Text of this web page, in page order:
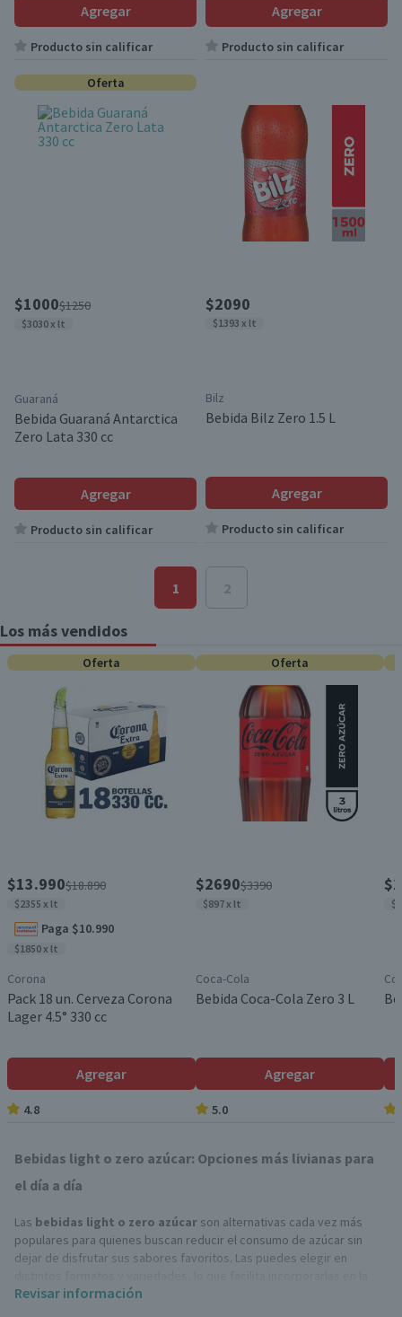
Agregar
Producto sin calificar
Agregar
Producto sin calificar
Oferta
$1000$1250
$3030 x lt
Guaraná
Bebida Guaraná Antarctica
Zero Lata 330 cc
Agregar
Producto sin calificar
$2090
$1393 x lt
Bilz
Bebida Bilz Zero 1.5 L
Agregar
Producto sin calificar
1 2
Los más vendidos
Oferta
$13.990$18.890
$2355 x lt
Paga $10.990
$1850 x lt
Corona
Pack 18 un. Cerveza Corona
Lager 4.5° 330 cc
Agregar
4.8
Oferta
$2690$3390
$897 x lt
Coca-Cola
Bebida Coca-Cola Zero 3 L
Agregar
5.0
Bebidas light o zero azúcar: Opciones más livianas para
el día a día
Las bebidas light o zero azúcar son alternativas cada vez más
populares para quienes buscan reducir el consumo de azúcar sin
dejar de disfrutar sus sabores favoritos. Las puedes elegir en
rutina diaria como acompañamiento de comidas o para refrescarse
Revisar información